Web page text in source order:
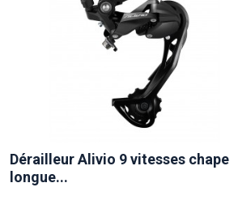
Dérailleur Alivio 9 vitesses chape
longue...